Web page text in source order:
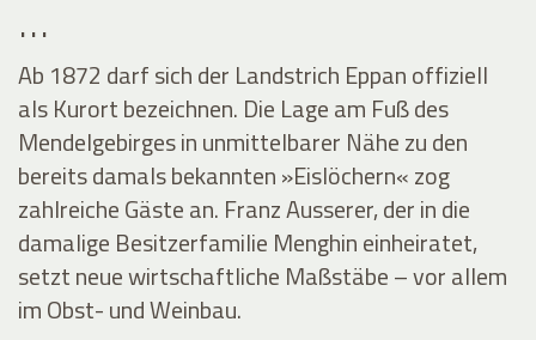
…
Ab 1872 darf sich der Landstrich Eppan offiziell
als Kurort bezeichnen. Die Lage am Fuß des
Mendelgebirges in unmittelbarer Nähe zu den
bereits damals bekannten »Eislöchern« zog
zahlreiche Gäste an. Franz Ausserer, der in die
damalige Besitzerfamilie Menghin einheiratet,
setzt neue wirtschaftliche Maßstäbe – vor allem
im Obst- und Weinbau.